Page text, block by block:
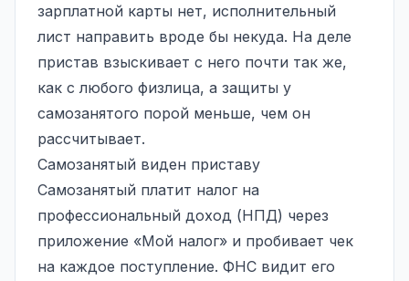
зарплатной карты нет, исполнительный
лист направить вроде бы некуда. На деле
пристав взыскивает с него почти так же,
как с любого физлица, а защиты у
самозанятого порой меньше, чем он
рассчитывает.
Самозанятый виден приставу
Самозанятый платит налог на
профессиональный доход (НПД) через
приложение «Мой налог» и пробивает чек
на каждое поступление. ФНС видит его